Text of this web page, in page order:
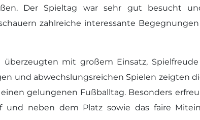
Der Spieltag war sehr gut besucht
zahlreiche interessante
überzeugten mit großem Einsatz,
und abwechslungsreichen Spielen zeigten
gelungenen Fußballtag. Besonders
und neben dem Platz sowie das faire